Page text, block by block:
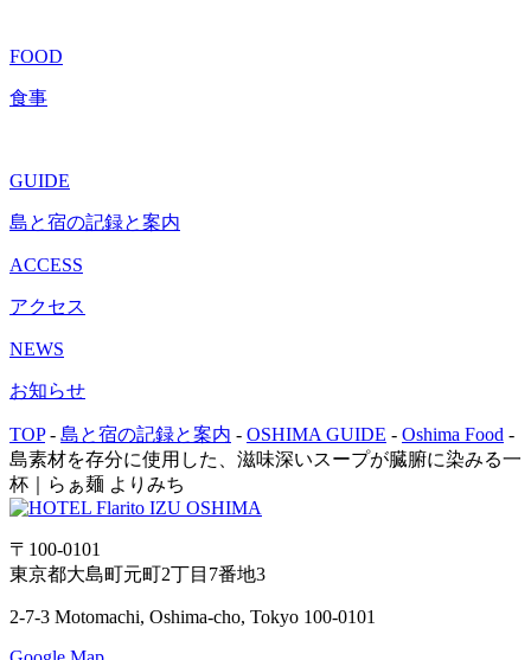
FOOD
食事
GUIDE
島と宿の記録と案内
ACCESS
アクセス
NEWS
お知らせ
TOP - 島と宿の記録と案内 - OSHIMA GUIDE - Oshima Food -
島素材を存分に使用した、滋味深いスープが臓腑に染みる一
杯｜らぁ麺 よりみち
〒100-0101
東京都大島町元町2丁目7番地3
2-7-3 Motomachi, Oshima-cho, Tokyo 100-0101